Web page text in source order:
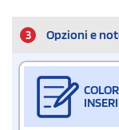
3 Opzioni e